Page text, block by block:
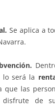
Se aplica a
lo será la
que las
de